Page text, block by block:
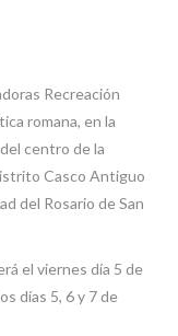
Recreación
romana, en la
centro de la
Casco Antiguo
del Rosario de San
el viernes día 5 de
días 5, 6 y 7 de